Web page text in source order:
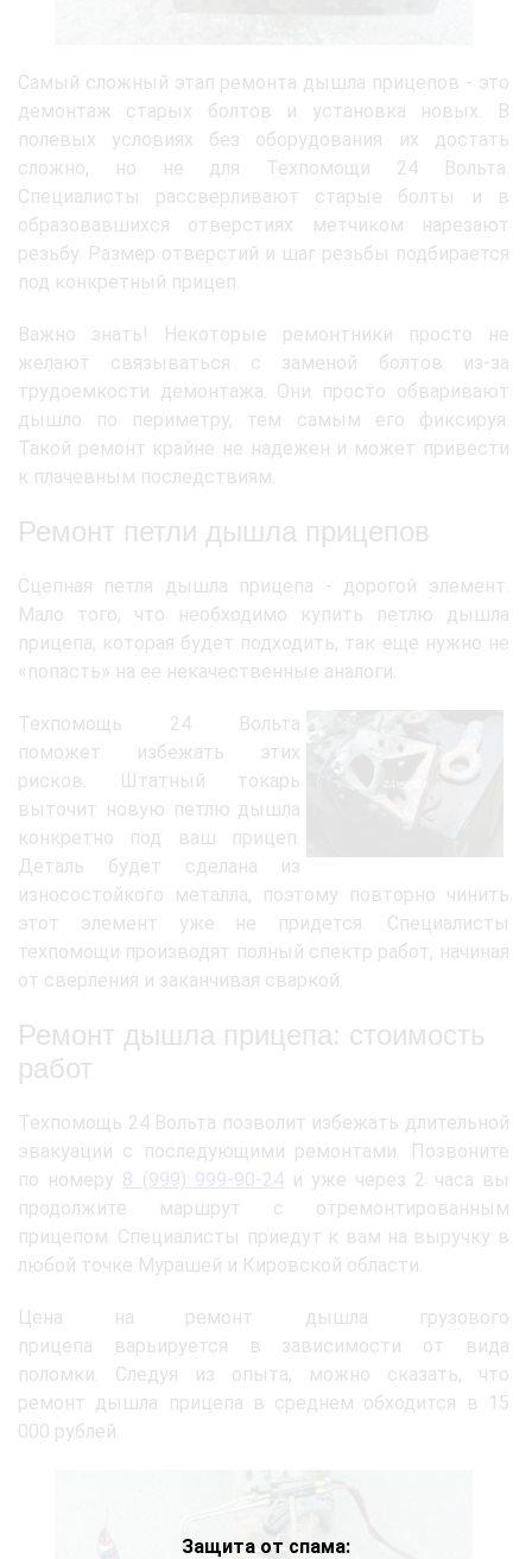
Защита от спама:
Самый сложный этап ремонта дышла прицепов - это
демонтаж старых болтов и установка новых. В
полевых условиях без оборудования их достать
сложно, но не для Техпомощи 24 Вольта.
Специалисты рассверливают старые болты и в
образовавшихся отверстиях метчиком нарезают
резьбу. Размер отверстий и шаг резьбы подбирается
под конкретный прицеп.
Важно знать! Некоторые ремонтники просто не
желают связываться с заменой болтов из-за
трудоемкости демонтажа. Они просто обваривают
дышло по периметру, тем самым его фиксируя.
Такой ремонт крайне не надежен и может привести
к плачевным последствиям.
Ремонт петли дышла прицепов
Сцепная петля дышла прицепа - дорогой элемент.
Мало того, что необходимо купить петлю дышла
прицепа, которая будет подходить, так еще нужно не
«попасть» на ее некачественные аналоги.
Техпомощь 24 Вольта
поможет избежать этих
рисков. Штатный токарь
выточит новую петлю дышла
конкретно под ваш прицеп.
Деталь будет сделана из
износостойкого металла, поэтому повторно чинить
этот элемент уже не придется. Специалисты
техпомощи производят полный спектр работ, начиная
от сверления и заканчивая сваркой.
Ремонт дышла прицепа: стоимость
работ
Техпомощь 24 Вольта позволит избежать длительной
эвакуации с последующими ремонтами. Позвоните
по номеру 8 (999) 999-90-24и уже через 2 часа вы
продолжите маршрут с отремонтированным
прицепом. Специалисты приедут к вам на выручку в
любой точке Мурашей и Кировской области.
Цена на ремонт дышла грузового
прицепа варьируется в зависимости от вида
поломки. Следуя из опыта, можно сказать, что
ремонт дышла прицепа в среднем обходится в 15
000 рублей.